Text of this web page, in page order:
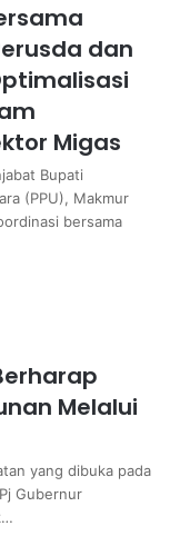
dan
Migas
Bupati
(PPU), Makmur
bersama
Melalui
yang dibuka pada
Gubernur